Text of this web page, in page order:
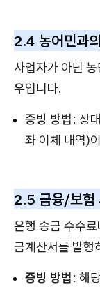
2.4 농어민과
사업자가 아닌
우입니다.
증빙 방법: 상
좌 이체 내역)
2.5 금융/보험
은행 송금 수수
금계산서를 발행
증빙 방법: 해